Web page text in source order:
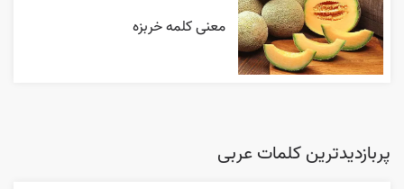
معنی کلمه خربزه
پربازدیدترین کلمات عربی